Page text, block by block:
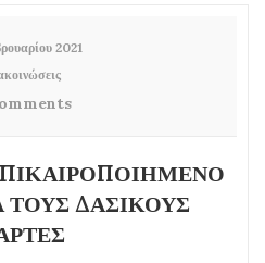
2021
ΤΟΥΣ ΔΑΣΙΚΟΥΣ